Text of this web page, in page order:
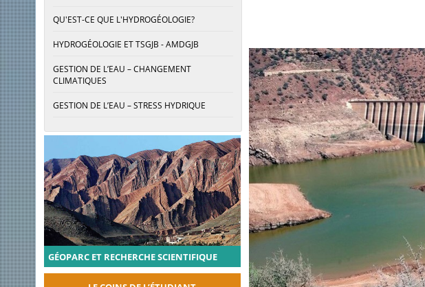
QU'EST-CE QUE L'HYDROGÉOLOGIE?
HYDROGÉOLOGIE ET TSGJB - AMDGJB
GESTION DE L’EAU – CHANGEMENT
CLIMATIQUES
GESTION DE L’EAU – STRESS HYDRIQUE
GÉOPARC ET RECHERCHE SCIENTIFIQUE